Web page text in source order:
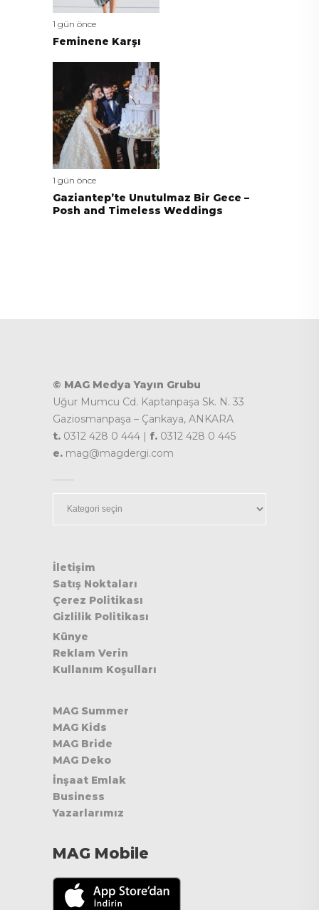
1 gün önce
Feminene Karşı
1 gün önce
Gaziantep’te Unutulmaz Bir Gece –
Posh and Timeless Weddings
© MAG Medya Yayın Grubu
Uğur Mumcu Cd. Kaptanpaşa Sk. N. 33
Gaziosmanpaşa – Çankaya, ANKARA
t. 0312 428 0 444 | f. 0312 428 0 445
e. mag@magdergi.com
İletişim
Satış Noktaları
Çerez Politikası
Gizlilik Politikası
Künye
Reklam Verin
Kullanım Koşulları
MAG Summer
MAG Kids
MAG Bride
MAG Deko
İnşaat Emlak
Business
Yazarlarımız
MAG Mobile